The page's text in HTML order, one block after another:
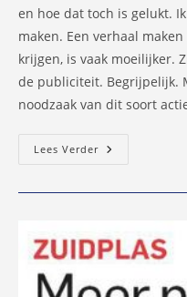
en hoe dat toch is gelukt.
maken. Een verhaal
krijgen, is vaak moeilijker.
de publiciteit. Begrijpelijk.
noodzaak van dit soort
Lees Verder
In
Capelle